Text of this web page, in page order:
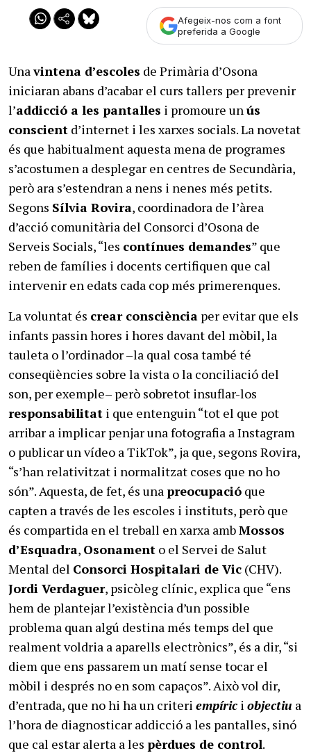
Afegeix-nos com a font
preferida a Google
Unavintena d’escoles de Primària d’Osona
iniciaran abans d’acabar el curs tallers per prevenir
l’addicció a les pantalles i promoure un ús
conscient d’internet i les xarxes socials. La novetat
és que habitualment aquesta mena de programes
s’acostumen a desplegar en centres de Secundària,
però ara s’estendran a nens i nenes més petits.
Segons Sílvia Rovira, coordinadora de l’àrea
d’acció comunitària del Consorci d’Osona de
Serveis Socials, “les contínues demandes” que
reben de famílies i docents certifiquen que cal
intervenir en edats cada cop més primerenques.
La voluntat és crear consciència per evitar que els
infants passin hores i hores davant del mòbil, la
tauleta o l’ordinador –la qual cosa també té
conseqüències sobre la vista o la conciliació del
son, per exemple– però sobretot insuflar-los
responsabilitat i que entenguin “tot el que pot
arribar a implicar penjar una fotografia a Instagram
o publicar un vídeo a TikTok”, ja que, segons Rovira,
“s’han relativitzat i normalitzat coses que no ho
són”. Aquesta, de fet, és una preocupació que
capten a través de les escoles i instituts, però que
és compartida en el treball en xarxa ambMossos
d’Esquadra, Osonament o el Servei de Salut
Mental del Consorci Hospitalari de Vic (CHV).
Jordi Verdaguer, psicòleg clínic, explica que “ens
hem de plantejar l’existència d’un possible
problema quan algú destina més temps del que
realment voldria a aparells electrònics”, és a dir, “si
diem que ens passarem un matí sense tocar el
mòbil i després no en som capaços”. Això vol dir,
d’entrada, que no hi ha un criteri empíric i objectiu a
l’hora de diagnosticar addicció a les pantalles, sinó
que cal estar alerta a les pèrdues de control.